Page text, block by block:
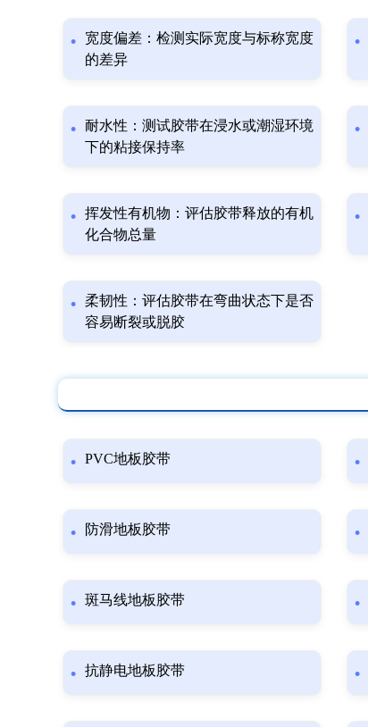
宽度偏差：检测实际宽度与标称宽度
的差异
耐水性：测试胶带在浸水或潮湿环境
下的粘接保持率
挥发性有机物：评估胶带释放的有机
化合物总量
柔韧性：评估胶带在弯曲状态下是否
容易断裂或脱胶
PVC地板胶带
防滑地板胶带
斑马线地板胶带
抗静电地板胶带